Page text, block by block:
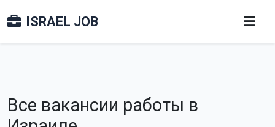
ISRAEL JOB
Все вакансии работы в